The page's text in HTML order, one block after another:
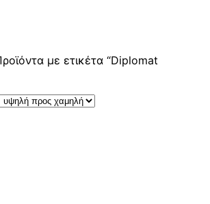
με ετικέτα “Diplomat